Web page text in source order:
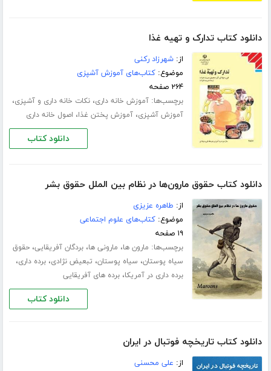
دانلود کتاب تدارک و تهیه غذا
از:شهرزاد رکنی
موضوع:کتاب‌های آموزش آشپزی
۲۶۴ صفحه
برچسب‌ها:آموزش خانه داری،نکات خانه داری و آشپزی،
آموزش آشپزی،آموزش پختن غذا، اصول خانه داری
دانلود کتاب
دانلود کتاب حقوق مارون‌ها در نظام بین الملل حقوق بشر
از: طاهره عزیزی
موضوع:کتاب‌های علوم اجتماعی
۱۹ صفحه
برچسب‌ها: مارون ها، مارونی ها،بردگان آفریقایی،حقوق
سیاه پوستان، سیاه پوستان، تبعیض نژادی،برده داری،
برده داری در آمریکا،برده های آفریقایی
دانلود کتاب
دانلود کتاب تاریخچه فوتبال در ایران
از: علی محسنی